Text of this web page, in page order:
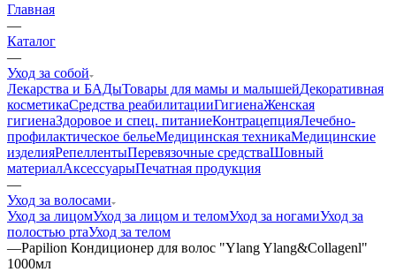
Главная
—
Каталог
—
Уход за собой
Лекарства и БАДыТовары для мамы и малышейДекоративная
косметикаСредства реабилитацииГигиенаЖенская
гигиенаЗдоровое и спец. питаниеКонтрацепцияЛечебно-
профилактическое бельеМедицинская техникаМедицинские
изделияРепеллентыПеревязочные средстваШовный
материалАксессуарыПечатная продукция
—
Уход за волосами
Уход за лицомУход за лицом и теломУход за ногамиУход за
полостью ртаУход за телом
—Papilion Кондиционер для волос "Ylang Ylang&Collagenl"
1000мл